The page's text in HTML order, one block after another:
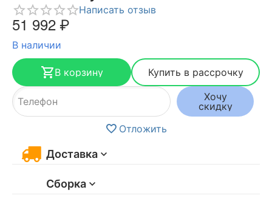
Написать отзыв
51 992₽
В наличии
В корзину
Купить в рассрочку
Хочу
скидку
Отложить
Доставка
Сборка